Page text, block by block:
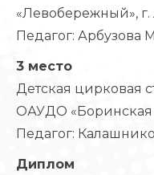
«Левобережный»,
Педагог: Арбузова
3 место
Детская цирковая
ОАУДО
Педагог:
Диплом